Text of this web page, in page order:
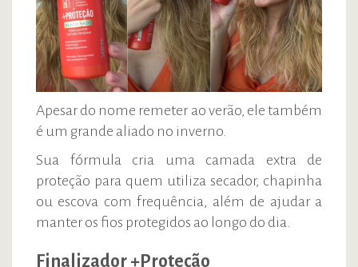
Apesar do nome remeter ao verão, ele também
é um grande aliado no inverno.
Sua fórmula cria uma camada extra de
proteção para quem utiliza secador, chapinha
ou escova com frequência, além de ajudar a
manter os fios protegidos ao longo do dia.
Finalizador +Proteção